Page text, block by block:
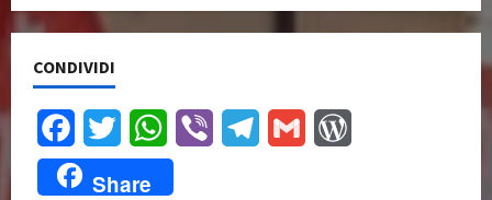
CONDIVIDI
FacebookTwitter WhatsApp
Viber TelegramGmail
Share